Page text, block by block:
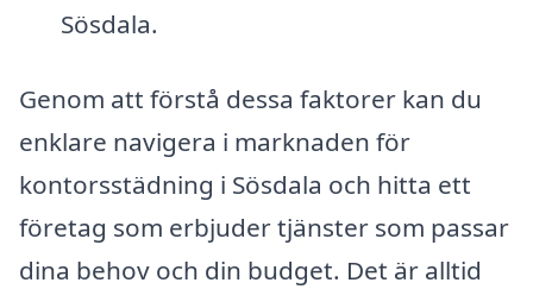
Sösdala.
Genom att förstå dessa faktorer kan du
enklare navigera i marknaden för
kontorsstädning i Sösdala och hitta ett
företag som erbjuder tjänster som passar
dina behov och din budget. Det är alltid